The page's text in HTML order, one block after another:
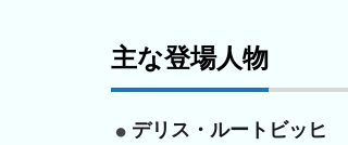
主な登場人物
デリス・ルートビッヒ